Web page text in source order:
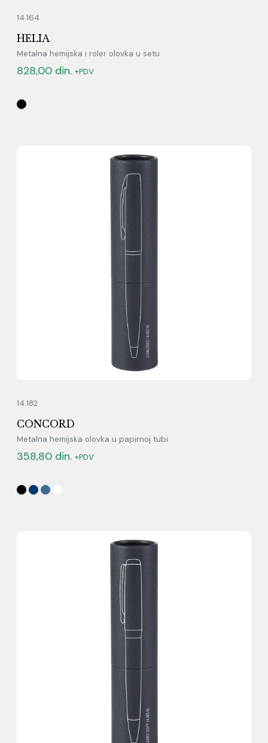
14.164
HELIA
Metalna hemijska i roler olovka u setu
828,00 din. +PDV
14.182
CONCORD
Metalna hemijska olovka u papirnoj tubi
358,80 din. +PDV